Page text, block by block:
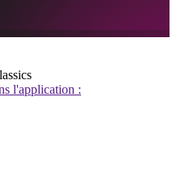
l'application :